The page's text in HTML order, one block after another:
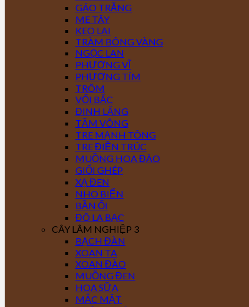
GÁO TRẮNG
ME TÂY
KEO LAI
TRÀM BÔNG VÀNG
NGỌC LAN
PHƯỢNG VĨ
PHƯỢNG TÍM
TRÔM
VỐI BẮC
ĐINH LĂNG
TẦM VÔNG
TRE MẠNH TÔNG
TRE ĐIỀN TRÚC
MUỒNG HOA ĐÀO
GIỔI GHÉP
XẠ ĐEN
NHO BIỂN
BẦN ỔI
ĐÔ LA BẠC
CÂY LÂM NGHIỆP 3
BẠCH ĐÀN
XOAN TA
XOAN ĐÀO
MUỒNG ĐEN
HOA SỮA
MẮC MẬT